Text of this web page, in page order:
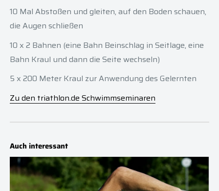
10 Mal Abstoßen und gleiten, auf den Boden schauen,
die Augen schließen
10 x 2 Bahnen (eine Bahn Beinschlag in Seitlage, eine
Bahn Kraul und dann die Seite wechseln)
5 x 200 Meter Kraul zur Anwendung des Gelernten
Zu den triathlon.de Schwimmseminaren
Auch interessant